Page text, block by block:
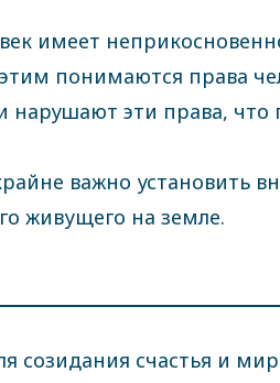
имеет
понимаются права
нарушают эти права,
важно установить
живущего на земле.
созидания счастья и